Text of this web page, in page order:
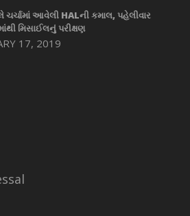
ચર્ચામાં આવેલી HALની કમાલ, પહેલીવાર
મિસાઈલનું પરીક્ષણ
17, 2019